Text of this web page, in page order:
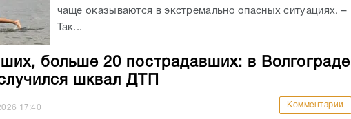
чаще оказываются в экстремально опасных ситуациях. –
Так...
больше 20 пострадавших: в Волгограде
шквал ДТП
17:40 Комментарии